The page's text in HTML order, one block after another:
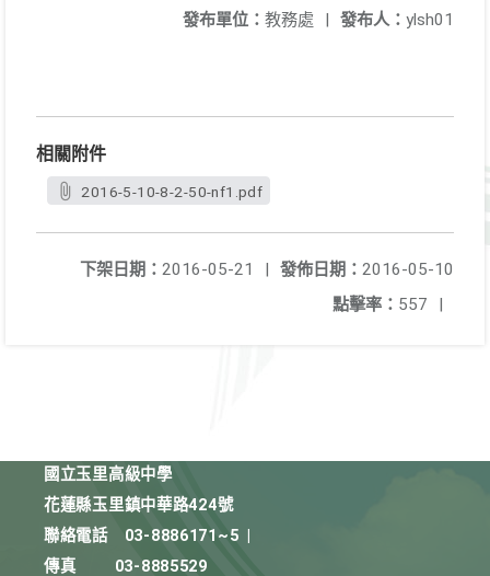
發布人： ylsh01
發布單位： 教務處 |
相關附件
2016-5-10-8-2-50-nf1.pdf
發佈日期： 2016-05-10
下架日期： 2016-05-21
|
點擊率： 557 |
國立玉里高級中學
花蓮縣玉里鎮中華路424號
聯絡電話
03-8886171~5
傳真
03-8885529